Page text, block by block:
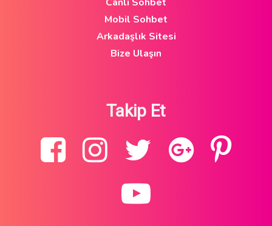
Mobil Sohbet
Arkadaşlık Sitesi
Bize Ulaşın
Takip Et